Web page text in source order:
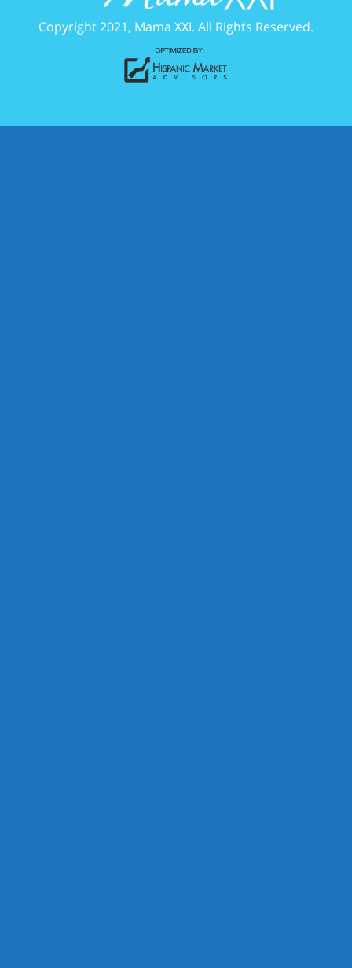
Copyright 2021, Mama XXI. All Rights Reserved.